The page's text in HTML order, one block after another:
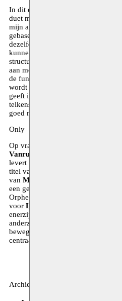
In dit eerste toonmoment van haar
duet met haar zus
. Over
mijn artistieke carrière heb ik mijn
gebaseerd op het duo, met als inzet
dezelfde lege ruimte en de
kunnen we verder binnen deze
structuur geeft me paradoxaal
aan mogelijkheden. Ze zorgt
de fundering en me niet laat
wordt elk stuk een voortzetting
geeft in zeker zin gestalte aan een
telkens opnieuw een poging om
goed mogelijk te vatten.”
Only
Op vraag van Lise Vachon om
Vanrunxt
een solo te creëren
levert Vanrunxt maatwerk af. Het
titel van Vanrunxts creatie is
van Morton Feldman
die amper
een gedicht van
Orpheus’, a capella gezongen door
voor Lise Vachon
is een
enerzijds dat wat inwaarts gekeerd
anderzijds de omkering van die
beweging. Het ongrijpbare en het
centraal.
Archief, dans